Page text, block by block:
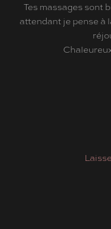
et
rencontre et je
Inès.